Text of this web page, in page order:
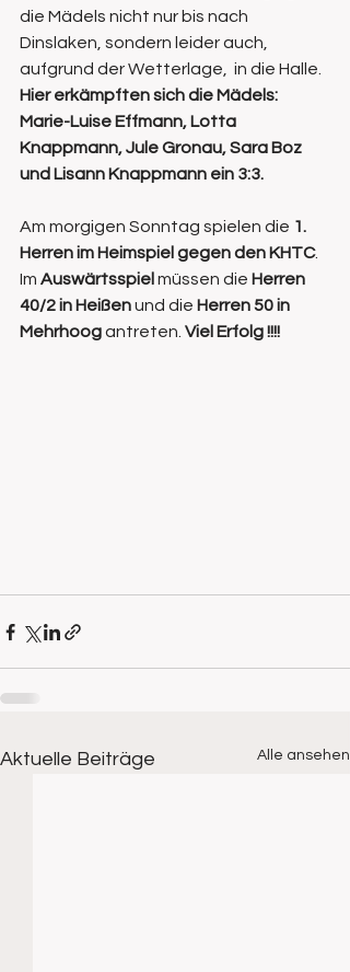
die Mädels nicht nur bis nach
Dinslaken, sondern leider auch,
aufgrund der Wetterlage,  in die Halle.
Hier erkämpften sich die Mädels:
Marie-Luise Effmann, Lotta
Knappmann, Jule Gronau, Sara Boz
und Lisann Knappmann ein 3:3.
Am morgigen Sonntag spielen die 1.
Herren im Heimspiel gegen den KHTC.
Im Auswärtsspiel müssen die Herren
40/2 in Heißen und die Herren 50 in
Mehrhoog antreten. Viel Erfolg !!!!
Aktuelle Beiträge Alle ansehen